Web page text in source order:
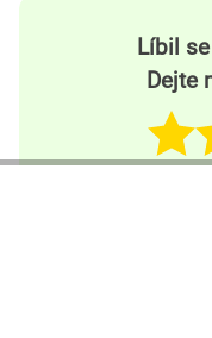
Líbil
Dejte